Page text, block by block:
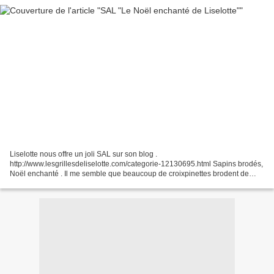
Liselotte nous offre un joli SAL sur son blog .
http://www.lesgrillesdeliselotte.com/categorie-12130695.html Sapins brodés,
Noël enchanté . Il me semble que beaucoup de croixpinettes brodent de